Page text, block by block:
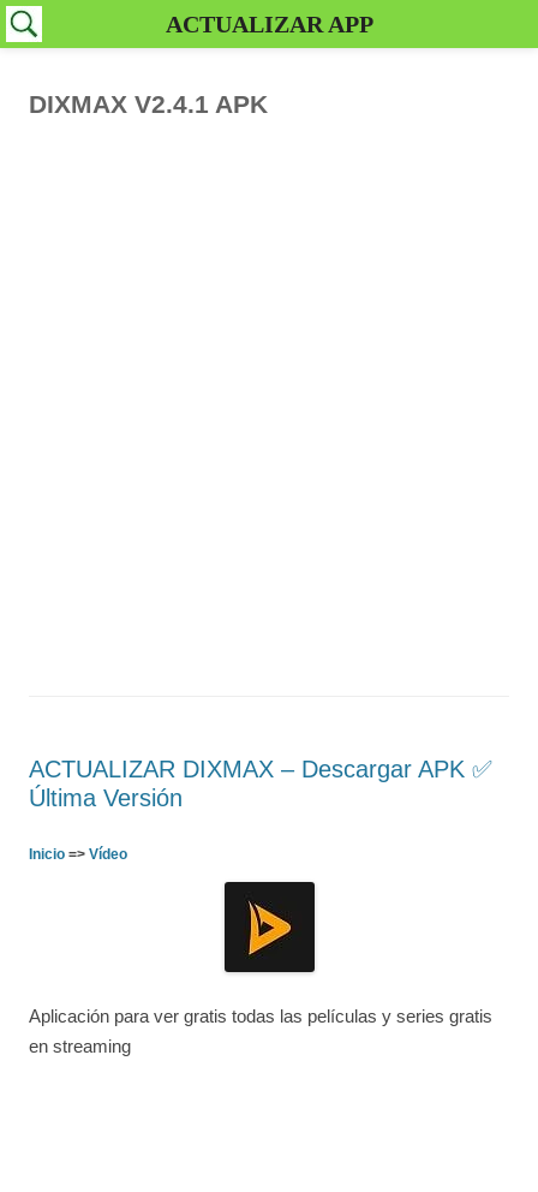
DIXMAX V2.4.1 APK
ACTUALIZAR DIXMAX – Descargar APK ✅️
Última Versión
Inicio => Vídeo
Aplicación para ver gratis todas las películas y series gratis
en streaming
ACTUALIZAR APP